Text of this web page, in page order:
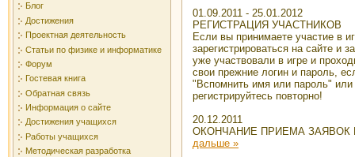
Блог
Достижения
Проектная деятельность
Статьи по физике и информатике
Форум
Гостевая книга
Обратная связь
Информация о сайте
Достижения учащихся
Работы учащихся
Методическая разработка
01.09.2011 - 25.01.2012
РЕГИСТРАЦИЯ УЧАСТНИКОВ
Если вы принимаете участие в
зарегистрироваться на сайте и
уже участвовали в игре и
свои прежние логин и пароль,
"Вспомнить имя или пароль" или
регистрируйтесь повторно!
20.12.2011
ОКОНЧАНИЕ ПРИЕМА
дальше »